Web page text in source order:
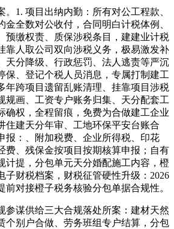
1. 项目出纳内勤：所有对公工程款、
金全数对公收付，合同明白计税体例、
预缴权责、质保涉税条目，建建业计税
靠人取公司双向涉税义务，极易激发补
天分降级、行政惩罚、法人逃责等严沉
保、登记个税人员消息，专属打制建工
年跨项目遗留乱账清理、挂靠项目涉税
规画、工资专户账务归集、天分配套工
确权，全程留痕，免费为合做建工企业
住建天分年审、工地环保平安台账合
报：、附加税费、企业所得税、印花
费、残保金按项目按期核算申报；自有
计提，分包单元天分婚配施工内容，橙
子财税档案，财税征管硬性升级：2026
前对接橙子税务核验分包单据合规性。
谋供给三大合规落处所案：建材天然
个别户合做、劳务班组专户结算，分包